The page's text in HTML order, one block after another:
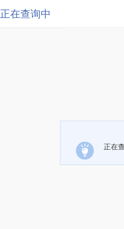
正在查询中
正在